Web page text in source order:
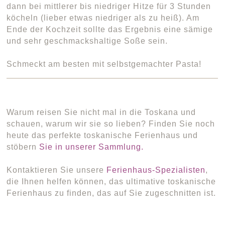
dann bei mittlerer bis niedriger Hitze für 3 Stunden
köcheln (lieber etwas niedriger als zu heiß). Am
Ende der Kochzeit sollte das Ergebnis eine sämige
und sehr geschmackshaltige Soße sein.
Schmeckt am besten mit selbstgemachter Pasta!
Warum reisen Sie nicht mal in die Toskana und
schauen, warum wir sie so lieben? Finden Sie noch
heute das perfekte toskanische Ferienhaus und
stöbern Sie in unserer Sammlung.
Kontaktieren Sie unsere Ferienhaus-Spezialisten,
die Ihnen helfen können, das ultimative toskanische
Ferienhaus zu finden, das auf Sie zugeschnitten ist.